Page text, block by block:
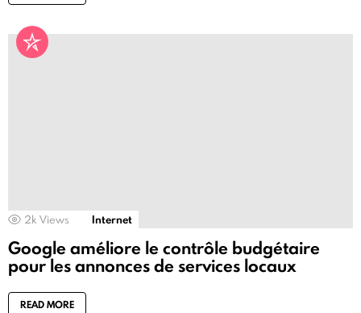
2k Views Internet
Google améliore le contrôle budgétaire
pour les annonces de services locaux
READ MORE